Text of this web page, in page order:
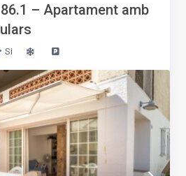
86.1 – Apartament amb
Si